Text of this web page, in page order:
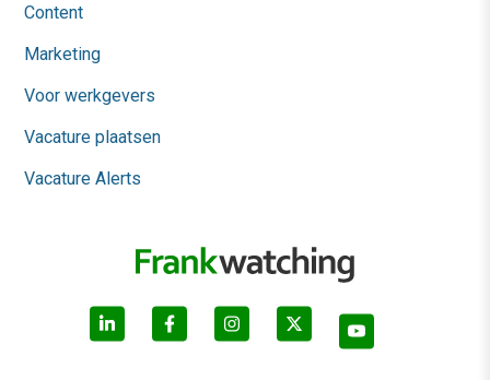
Content
Marketing
Voor werkgevers
Vacature plaatsen
Vacature Alerts